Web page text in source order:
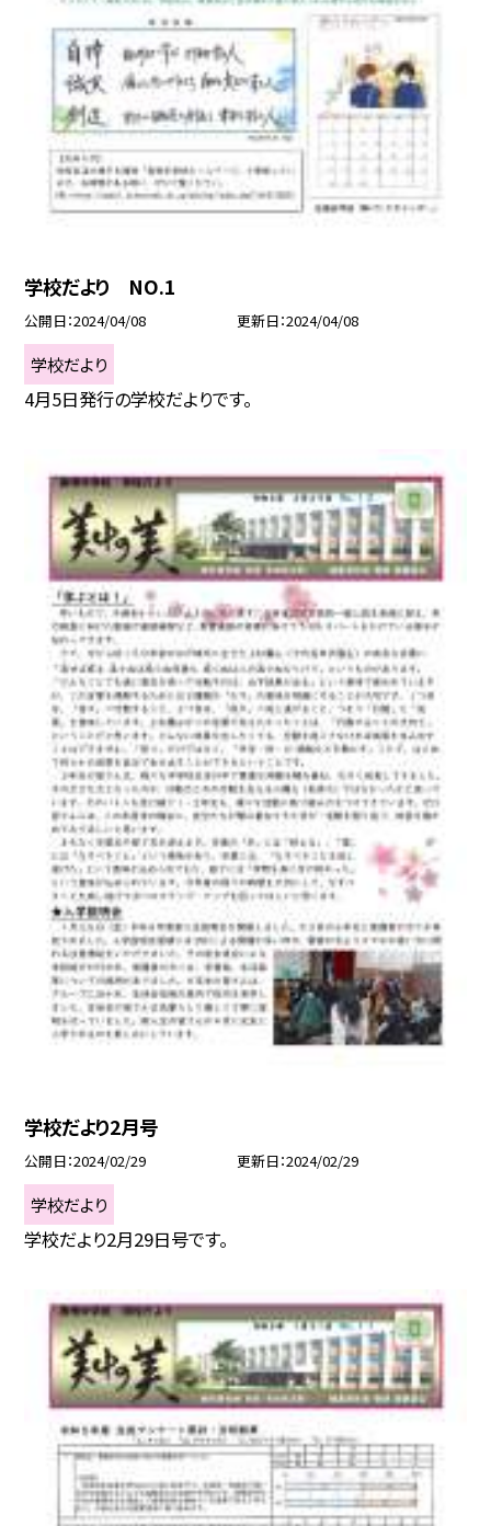
学校だより NO.1
公開日 2024/04/08 更新日 2024/04/08
学校だより
4月5日発行の学校だよりです。
学校だより2月号
公開日 2024/02/29 更新日 2024/02/29
学校だより
学校だより2月29日号です。